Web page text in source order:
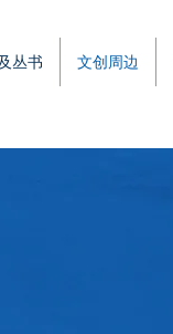
丛书 文创周边